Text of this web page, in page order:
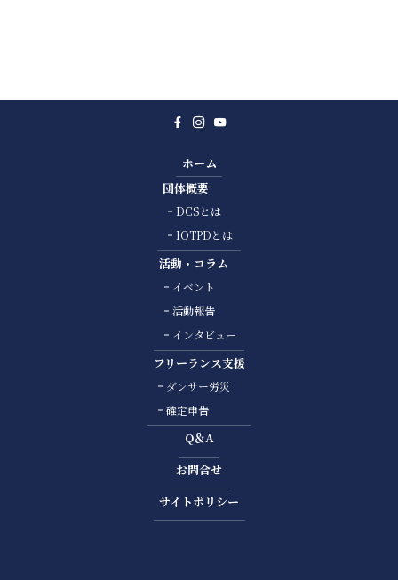
ホーム
団体概要
DCSとは
IOTPDとは
活動・コラム
イベント
活動報告
インタビュー
フリーランス支援
ダンサー労災
確定申告
Q＆A
お問合せ
サイトポリシー